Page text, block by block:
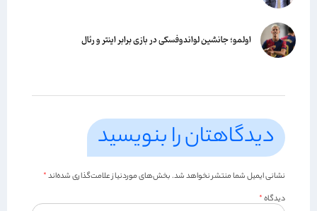
اولمو؛ جانشین لواندوفسکی در بازی برابر اینتر و رئال
دیدگاهتان را بنویسید
نشانی ایمیل شما منتشر نخواهد شد.بخش‌های موردنیاز علامت‌گذاری شده‌اند*
دیدگاه*